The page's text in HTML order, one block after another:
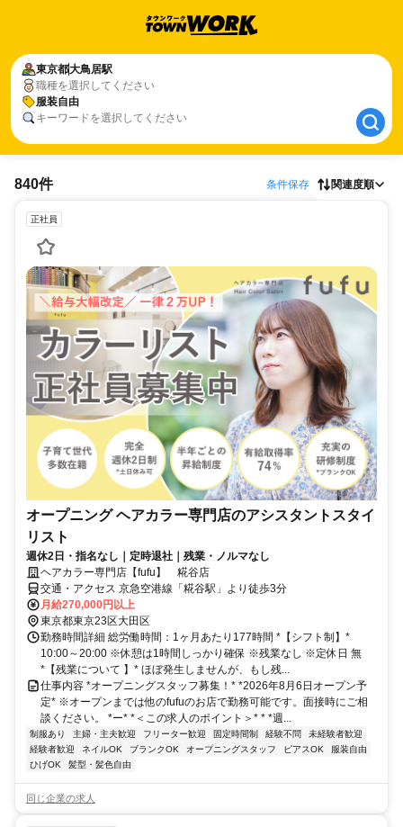
東京都大鳥居駅
職種を選択してください
服装自由
キーワードを選択してください
東京都大鳥居駅
服装自由
840件 条件保存 関連度順
正社員
オープニング ヘアカラー専門店のアシスタントスタイ
リスト
週休2日・指名なし｜定時退社｜残業・ノルマなし
ヘアカラー専門店【fufu】 糀谷店
交通・アクセス 京急空港線「糀⾕駅」より徒歩3分
月給270,000円以上
東京都東京23区大田区
勤務時間詳細 総労働時間：1ヶ月あたり177時間 *【シフト制】*
10:00～20:00 ※休憩は1時間しっかり確保 ※残業なし ※定休日 無
*【残業について 】* ほぼ発生しませんが、もし残...
仕事内容 *オープニングスタッフ募集！* *2026年8月6日オープン予
定* ※オープンまでは他のfufuのお店で勤務可能です。面接時にご相
談ください。 *ー* *＜この求人のポイント＞* * *週...
制服あり 主婦・主夫歓迎 フリーター歓迎 固定時間制 経験不問
未経験者歓迎
経験者歓迎
ネイルOK ブランクOK オープニングスタッフ ピアスOK
服装自由
ひげOK
髪型・髪色自由
同じ企業の求人